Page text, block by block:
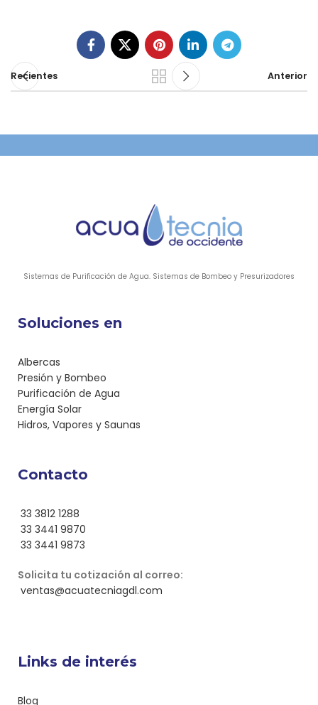
Recientes Anterior
Sistemas de Purificación de Agua. Sistemas de Bombeo y Presurizadores
Soluciones en
Albercas
Presión y Bombeo
Purificación de Agua
Energía Solar
Hidros, Vapores y Saunas
Contacto
33 3812 1288
33 3441 9870
33 3441 9873
Solicita tu cotización al correo:
ventas@acuatecniagdl.com
Links de interés
Blog